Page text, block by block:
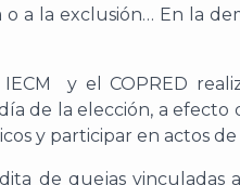
a la exclusión… En la
y el COPRED
de la elección, a
y participar en actos
de quejas vinculadas